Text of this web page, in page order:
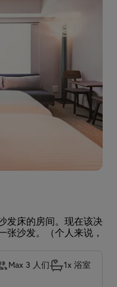
发床的房间。现在该决
张沙发。（个人来说，
Max 3 人们
1x 浴室